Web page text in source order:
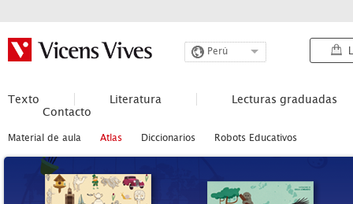
Perú
Texto Literatura
Lecturas graduadas
Contacto
Material de aula Atlas Diccionarios Robots Educativos